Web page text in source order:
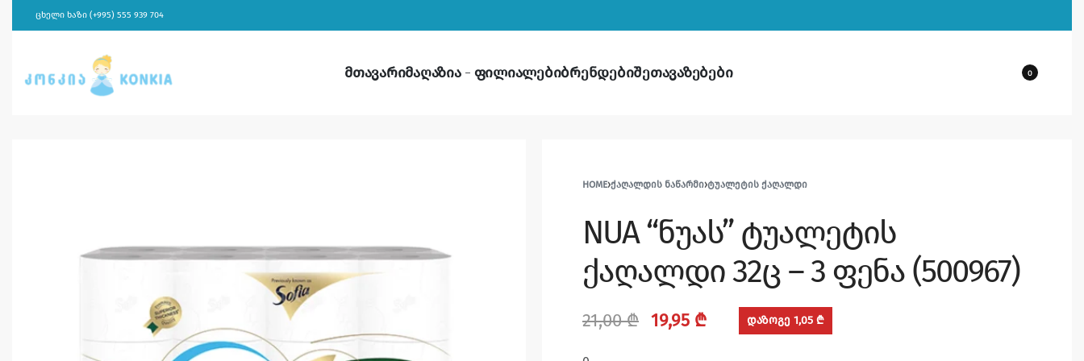
ცხელი ხაზი (+995) 555 939 704
მთავარიმაღაზია ფილიალებიბრენდებიშეთავაზებები 0
HOME›ᲥᲐᲦᲐᲚᲓᲘᲡ ᲜᲐᲬᲐᲠᲛᲘ›ᲢᲣᲐᲚᲔᲢᲘᲡ ᲥᲐᲦᲐᲚᲓᲘ
NUA “ნუას” ტუალეტის
ქაღალდი 32ც – 3 ფენა (500967)
21,00₾ 19,95 ₾ დაზოგე 1,05 ₾